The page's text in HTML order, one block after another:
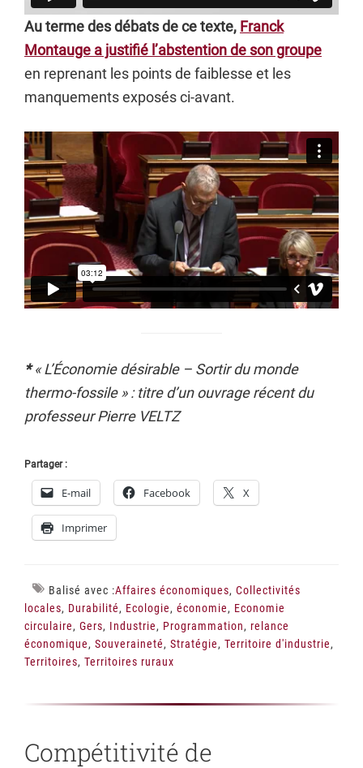
Au terme des débats de ce texte, Franck
Montauge a justifié l’abstention de son groupe
en reprenant les points de faiblesse et les
manquements exposés ci-avant.
*« L’Économie désirable – Sortir du monde
thermo-fossile » : titre d’un ouvrage récent du
professeur Pierre VELTZ
Partager :
E-mail Facebook X
Imprimer
Balisé avec :Affaires économiques, Collectivités
locales, Durabilité, Ecologie, économie, Economie
circulaire, Gers, Industrie, Programmation, relance
économique, Souveraineté, Stratégie, Territoire d'industrie,
Territoires, Territoires ruraux
Compétitivité de